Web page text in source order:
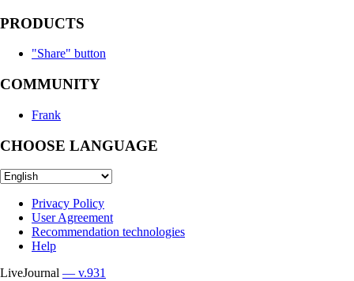
PRODUCTS
"Share" button
COMMUNITY
Frank
CHOOSE LANGUAGE
Privacy Policy
User Agreement
Recommendation technologies
Help
LiveJournal — v.931